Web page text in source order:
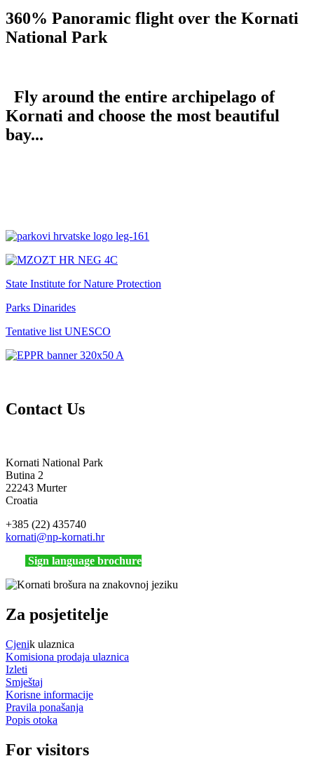
360% Panoramic flight over the Kornati
National Park
Fly around the entire archipelago of
Kornati and choose the most beautiful
bay...
State Institute for Nature Protection
Parks Dinarides
Tentative list UNESCO
Contact Us
Kornati National Park
Butina 2
22243 Murter
Croatia
+385 (22) 435740
kornati@np-kornati.hr
Sign language brochure
Za posjetitelje
Cjenik ulaznica
Komisiona prodaja ulaznica
Izleti
Smještaj
Korisne informacije
Pravila ponašanja
Popis otoka
For visitors